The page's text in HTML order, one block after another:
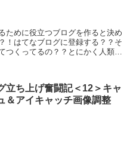
ために役立つブログを作ると決め
！はてなブログに登録する？？そ
つくってるの？？とにかく人類の
立ち上げ奮闘記＜12＞キャ
＆アイキャッチ画像調整